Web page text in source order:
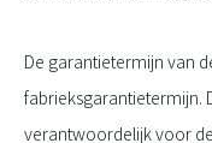
De garantietermijn van
fabrieksgarantietermijn.
verantwoordelijk voor